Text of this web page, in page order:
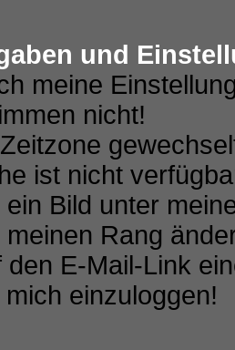
und
meine
nicht!
ist nicht
Bild unter
Rang
den E-Mail-Link
einzuloggen!